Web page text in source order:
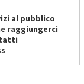
al pubblico
raggiungerci